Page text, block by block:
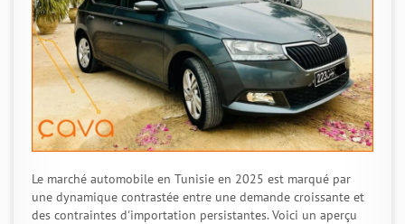
Le marché automobile en Tunisie en 2025 est marqué par
une dynamique contrastée entre une demande croissante et
des contraintes d'importation persistantes. Voici un aperçu